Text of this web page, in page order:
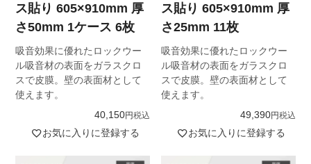
吸音効果に優れたロックウー
ル吸音材の表面をガラスクロ
スで皮膜。壁の表面材として
使えます。
ス貼り 605×910mm 厚
さ50mm 1ケース 6枚
40,150 税込
お気に入りに登録する
吸音効果に優れたロックウー
ル吸音材の表面をガラスクロ
スで皮膜。壁の表面材として
使えます。
ス貼り 605×910mm 厚
さ25mm 11枚
49,390 税込
お気に入りに登録する